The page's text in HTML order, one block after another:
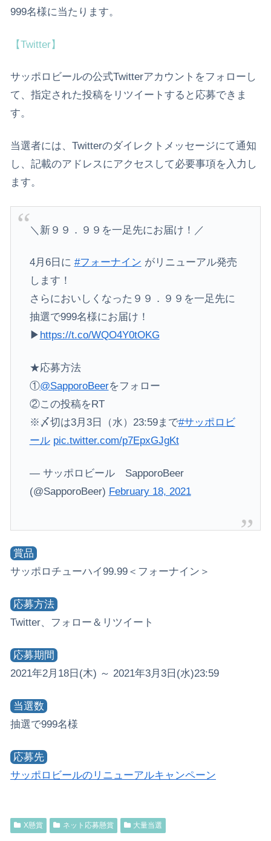
999名様に当たります。
【Twitter】
サッポロビールの公式Twitterアカウントをフォローし
て、指定された投稿をリツイートすると応募できま
す。
当選者には、Twitterのダイレクトメッセージにて通知
し、記載のアドレスにアクセスして必要事項を入力し
ます。
＼新９９．９９を一足先にお届け！／
4月6日に #フォーナイン がリニューアル発売
します！
さらにおいしくなった９９．９９を一足先に
抽選で999名様にお届け！
▶ https://t.co/WQO4Y0tOKG
★応募方法
①@SapporoBeerをフォロー
②この投稿をRT
※〆切は3月3日（水）23:59まで#サッポロビ
ール pic.twitter.com/p7EpxGJgKt
— サッポロビール SapporoBeer
(@SapporoBeer) February 18, 2021
賞品
サッポロチューハイ99.99＜フォーナイン＞
応募方法
Twitter、フォロー＆リツイート
応募期間
2021年2月18日(木) ～ 2021年3月3日(水)23:59
当選数
抽選で999名様
応募先
サッポロビールのリニューアルキャンペーン
X懸賞 ネット応募懸賞 大量当選